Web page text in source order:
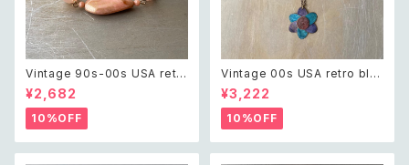
Vintage 90s-00s USA retr
o pink×gold marble beads
bracelet レトロ アメリカ ヴィ
ンテージ アクセサリー ピンク×
ゴールド マーブル ビーズ ブレ
スレット
¥2,682
10%OFF
Vintage 00s USA retro blu
e painted botanical flower
design necklace レトロ アメ
リカ ヴィンテージ アクセサリー
ブルー ペイント ボタニカル フラ
ワー デザイン ネックレス
¥3,222
10%OFF